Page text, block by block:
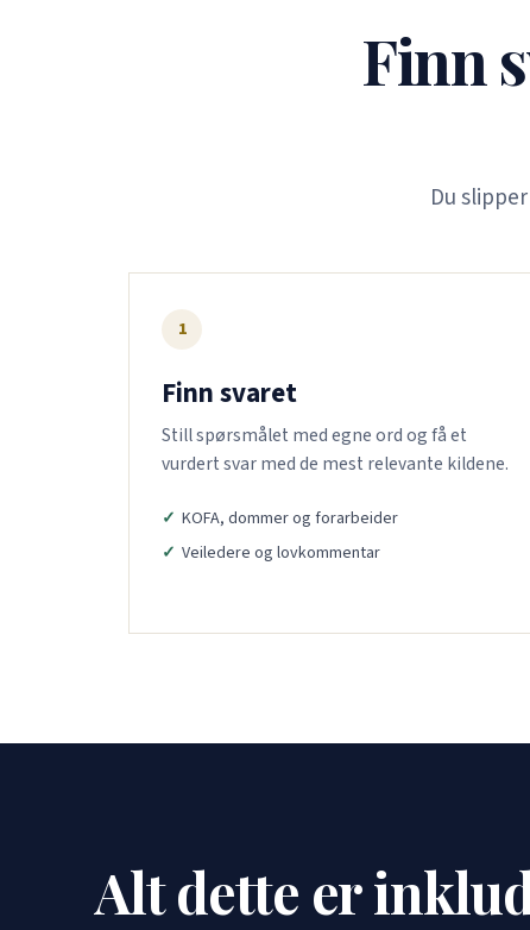
Finn
Du
1
Finn svaret
Still spørsmålet med egne ord og få et
vurdert svar med de mest relevante kildene.
KOFA, dommer og forarbeider
Veiledere og lovkommentar
Alt dette er